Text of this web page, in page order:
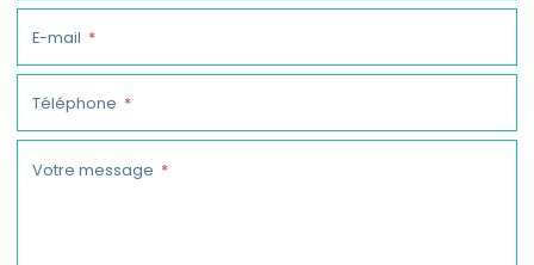
E-mail
Téléphone
Votre message